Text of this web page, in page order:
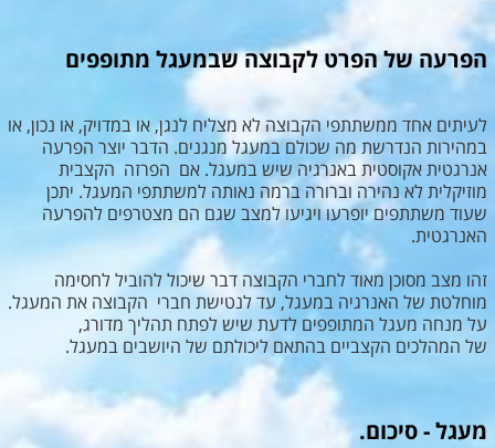
הפרעה של הפרט לקבוצה שבמעגל מתופפים
לעיתים אחד ממשתתפי הקבוצה לא מצליח לנגן, או במדויק, או נכון, או
במהירות הנדרשת מה שכולם במעגל מנגנים. הדבר יוצר הפרעה
אנרגטית אקוסטית באנרגיה שיש במעגל. אם הפרזה הקצבית
מוזיקלית לא נהירה וברורה ברמה נאותה למשתתפי המעגל. יתכן
שעוד משתתפים יופרעו ויגיעו למצב שגם הם מצטרפים להפרעה
האנרגטית.
זהו מצב מסוכן מאוד לחברי הקבוצה דבר שיכול להוביל לחסימה
מוחלטת של האנרגיה במעגל, עד לנטישת חברי הקבוצה את המעגל.
על מנחה מעגל המתופפים לדעת שיש לפתח תהליך מדורג,
של המהלכים הקצביים בהתאם ליכולתם של היושבים במעגל.
מעגל - סיכום.